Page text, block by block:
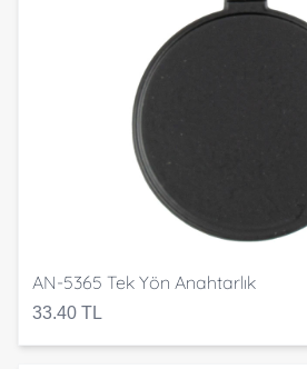
AN-5365 Tek Yön Anahtarlık
33.40 TL